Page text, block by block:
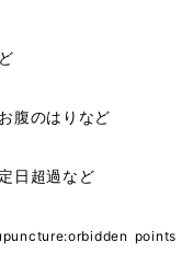
腹のはりなど
日超過など
points